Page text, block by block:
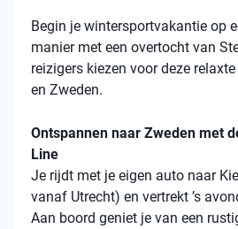
Begin je wintersportvakantie op
manier met een overtocht van
reizigers kiezen voor deze
en Zweden.
Ontspannen naar Zweden met
Line
Je rijdt met je eigen auto naar
vanaf Utrecht) en vertrekt ’s
Aan boord geniet je van een